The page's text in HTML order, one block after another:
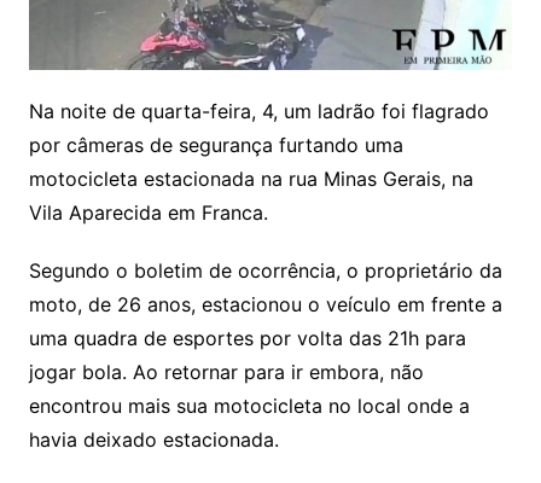
Na noite de quarta-feira, 4, um ladrão foi flagrado
por câmeras de segurança furtando uma
motocicleta estacionada na rua Minas Gerais, na
Vila Aparecida em Franca.
Segundo o boletim de ocorrência, o proprietário da
moto, de 26 anos, estacionou o veículo em frente a
uma quadra de esportes por volta das 21h para
jogar bola. Ao retornar para ir embora, não
encontrou mais sua motocicleta no local onde a
havia deixado estacionada.